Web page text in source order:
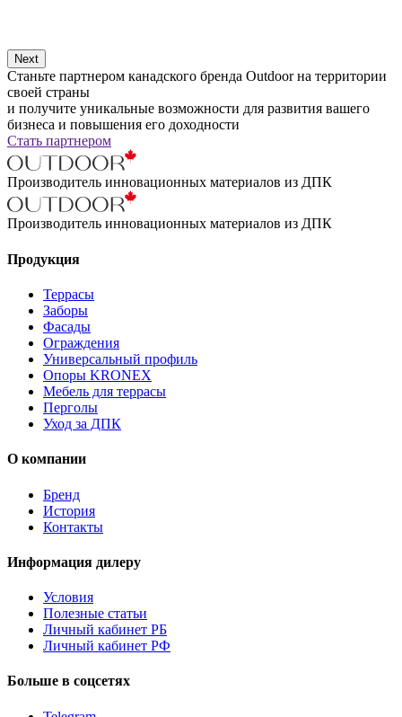
Next
Станьте партнером канадского бренда Outdoor на территории
своей страны
и получите уникальные возможности для развития вашего
бизнеса и повышения его доходности
Стать партнером
Производитель инновационных материалов из ДПК
Производитель инновационных материалов из ДПК
Продукция
Террасы
Заборы
Фасады
Ограждения
Универсальный профиль
Опоры KRONEX
Мебель для террасы
Перголы
Уход за ДПК
О компании
Бренд
История
Контакты
Информация дилеру
Условия
Полезные статьи
Личный кабинет РБ
Личный кабинет РФ
Больше в соцсетях